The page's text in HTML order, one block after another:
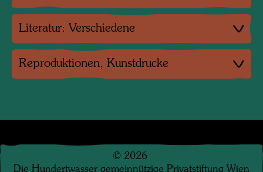
Literatur: Verschiedene
Reproduktionen, Kunstdrucke
© 2026
Die Hundertwasser gemeinnützige Privatstiftung Wien